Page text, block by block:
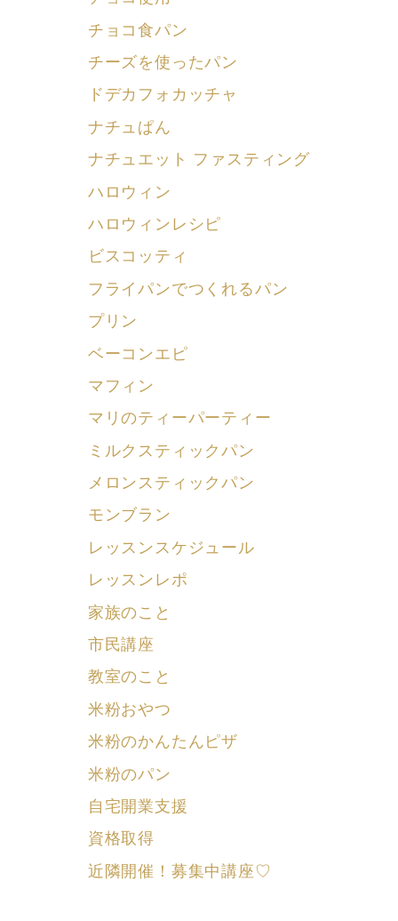
チョコ食パン
チーズを使ったパン
ドデカフォカッチャ
ナチュぱん
ナチュエット ファスティング
ハロウィン
ハロウィンレシピ
ビスコッティ
フライパンでつくれるパン
プリン
ベーコンエピ
マフィン
マリのティーパーティー
ミルクスティックパン
メロンスティックパン
モンブラン
レッスンスケジュール
レッスンレポ
家族のこと
市民講座
教室のこと
米粉おやつ
米粉のかんたんピザ
米粉のパン
自宅開業支援
資格取得
近隣開催！募集中講座♡